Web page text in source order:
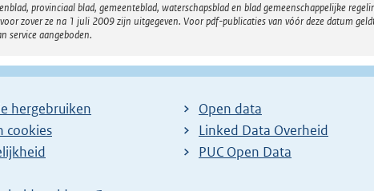
provinciaal blad, gemeenteblad, waterschapsblad en blad gemeenschappelijke
zover ze na 1 juli 2009 zijn uitgegeven. Voor pdf-publicaties van vóór deze datum
service aangeboden.
hergebruiken
cookies
Open data
Linked Data Overheid
PUC Open Data